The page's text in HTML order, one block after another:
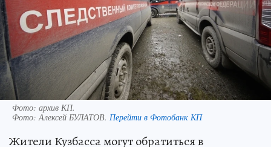
Фото: архив КП.
Фото:Алексей БУЛАТОВ. Перейти в Фотобанк КП
Жители Кузбасса могут обратиться в